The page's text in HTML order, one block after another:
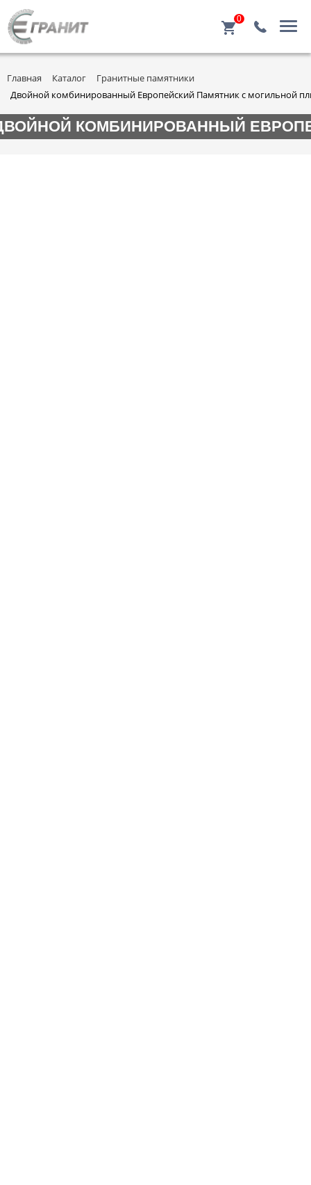
0
Главная Каталог
Гранитные памятники
Двойной комбинированный Европейский Памятник с могильной
КОМБИНИРОВАННЫЙ